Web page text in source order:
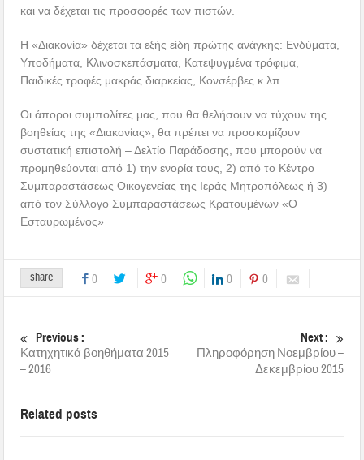
και να δέχεται τις προσφορές των πιστών.
Η «Διακονία» δέχεται τα εξής είδη πρώτης ανάγκης: Ενδύματα,
Υποδήματα, Κλινοσκεπάσματα, Κατεψυγμένα τρόφιμα,
Παιδικές τροφές μακράς διαρκείας, Κονσέρβες κ.λπ.
Οι άποροι συμπολίτες μας, που θα θελήσουν να τύχουν της
βοηθείας της «Διακονίας», θα πρέπει να προσκομίζουν
συστατική επιστολή – Δελτίο Παράδοσης, που μπορούν να
προμηθεύονται από 1) την ενορία τους, 2) από το Κέντρο
Συμπαραστάσεως Οικογενείας της Ιεράς Μητροπόλεως ή 3)
από τον Σύλλογο Συμπαραστάσεως Κρατουμένων «Ο
Εσταυρωμένος»
share 0 0 0 0
Previous :
Κατηχητικά βοηθήματα 2015
– 2016
Next :
Πληροφόρηση Νοεμβρίου –
Δεκεμβρίου 2015
Related posts